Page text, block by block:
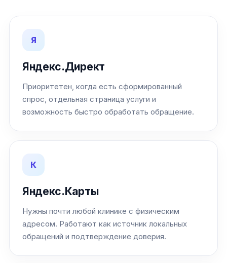
Я
Яндекс.Директ
Приоритетен, когда есть сформированный
спрос, отдельная страница услуги и
возможность быстро обработать обращение.
К
Яндекс.Карты
Нужны почти любой клинике с физическим
адресом. Работают как источник локальных
обращений и подтверждение доверия.